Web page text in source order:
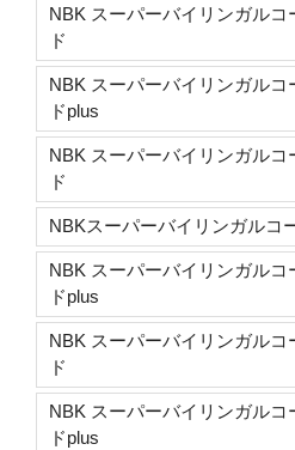
NBK スーパーバイリンガル
ド
NBK スーパーバイリンガル
ドplus
NBK スーパーバイリンガル
ド
NBKスーパーバイリンガルコ
NBK スーパーバイリンガル
ドplus
NBK スーパーバイリンガル
ド
NBK スーパーバイリンガル
ドplus